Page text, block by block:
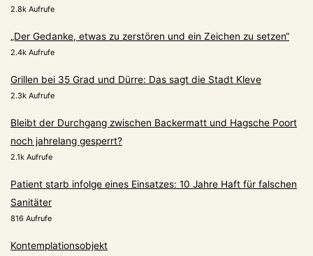
2.8k Aufrufe
„Der Gedanke, etwas zu zerstören und ein Zeichen zu setzen“
2.4k Aufrufe
Grillen bei 35 Grad und Dürre: Das sagt die Stadt Kleve
2.3k Aufrufe
Bleibt der Durchgang zwischen Backermatt und Hagsche Poort
noch jahrelang gesperrt?
2.1k Aufrufe
Patient starb infolge eines Einsatzes: 10 Jahre Haft für falschen
Sanitäter
816 Aufrufe
Kontemplationsobjekt